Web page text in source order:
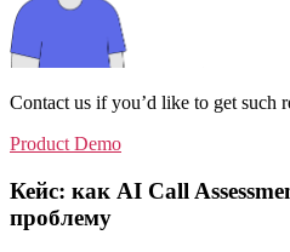
Contact us if you’d like to get such
Product Demo
Кейс: как AI Call
проблему